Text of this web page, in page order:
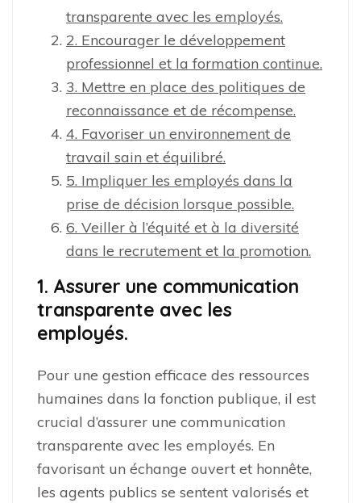
transparente avec les employés.
2. Encourager le développement
professionnel et la formation continue.
3. Mettre en place des politiques de
reconnaissance et de récompense.
4. Favoriser un environnement de
travail sain et équilibré.
5. Impliquer les employés dans la
prise de décision lorsque possible.
6. Veiller à l’équité et à la diversité
dans le recrutement et la promotion.
1. Assurer une communication
transparente avec les
employés.
Pour une gestion efficace des ressources
humaines dans la fonction publique, il est
crucial d’assurer une communication
transparente avec les employés. En
favorisant un échange ouvert et honnête,
les agents publics se sentent valorisés et